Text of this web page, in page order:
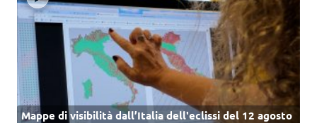
Mappe di visibilità dall’Italia dell'eclissi del 12 agosto